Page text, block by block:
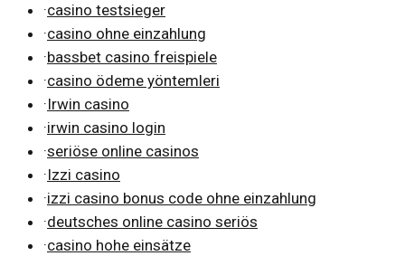
·casino testsieger
·casino ohne einzahlung
·bassbet casino freispiele
·casino ödeme yöntemleri
·Irwin casino
·irwin casino login
·seriöse online casinos
·Izzi casino
·izzi casino bonus code ohne einzahlung
·deutsches online casino seriös
·casino hohe einsätze